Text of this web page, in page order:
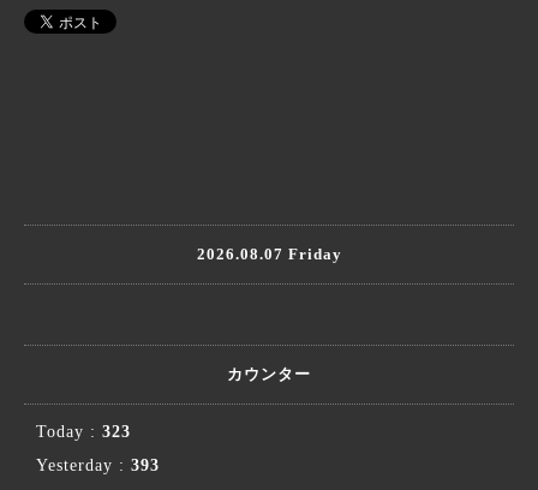
2026.08.07 Friday
カウンター
Today : 323
Yesterday : 393